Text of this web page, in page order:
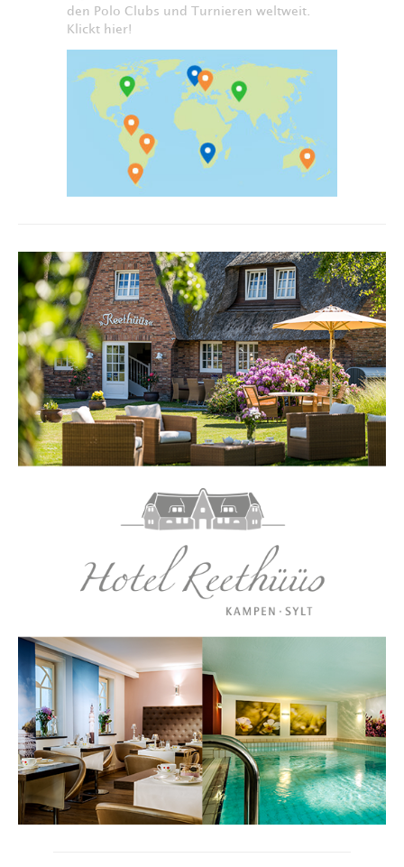
den Polo Clubs und Turnieren weltweit.
Klickt hier!